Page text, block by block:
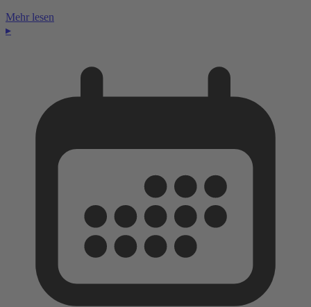
Mehr lesen
▸